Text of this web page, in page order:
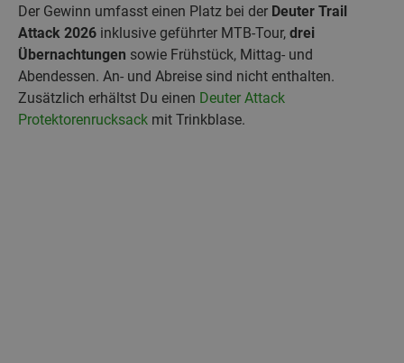
Der Gewinn umfasst einen Platz bei der Deuter Trail
Attack 2026 inklusive geführter MTB‑Tour, drei
Übernachtungen sowie Frühstück, Mittag- und
Abendessen. An‑ und Abreise sind nicht enthalten.
Zusätzlich erhältst Du einen Deuter Attack
Protektorenrucksack mit Trinkblase.